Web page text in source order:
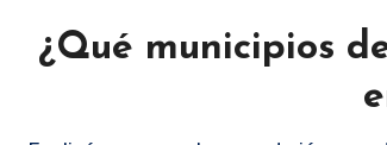
¿Qué municipios